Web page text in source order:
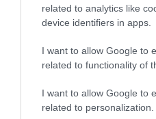
related to analytics like
device identifiers in apps.
I want to allow Google to
related to functionality of
I want to allow Google to
related to personalization.